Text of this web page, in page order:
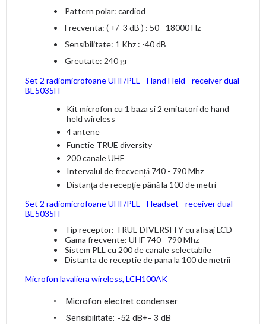
• Pattern polar: cardiod
• Frecventa: ( +/- 3 dB ) : 50 - 18000 Hz
• Sensibilitate: 1 Khz : -40 dB
• Greutate: 240 gr
Set 2 radiomicrofoane UHF/PLL - Hand Held - receiver dual
BE5035H
Kit microfon cu 1 baza si 2 emitatori de hand
held wireless
4 antene
Functie TRUE diversity
200 canale UHF
Intervalul de frecvență 740 - 790 Mhz
Distanța de recepție până la 100 de metri
Set 2 radiomicrofoane UHF/PLL - Headset - receiver dual
BE5035H
• Tip receptor: TRUE DIVERSITY cu afisaj LCD
• Gama frecvente: UHF 740 - 790 Mhz
• Sistem PLL cu 200 de canale selectabile
• Distanta de receptie de pana la 100 de metrii
Microfon lavaliera wireless, LCH100AK
• Microfon electret condenser
• Sensibilitate: -52 dB+- 3 dB